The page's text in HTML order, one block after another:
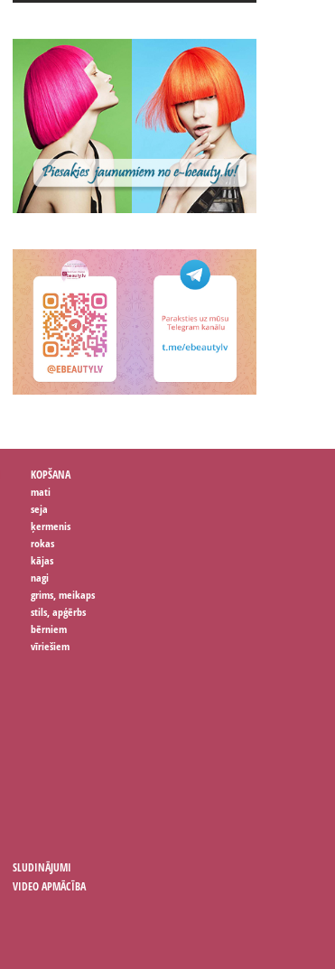
KOPŠANA
mati
seja
ķermenis
rokas
kājas
nagi
grims, meikaps
stils, apģērbs
bērniem
vīriešiem
SLUDINĀJUMI
VIDEO APMĀCĪBA